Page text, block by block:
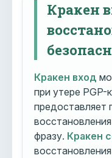
Кракен
Кракен вход
при утере PGP-
предоставляет
фразу. Кракен